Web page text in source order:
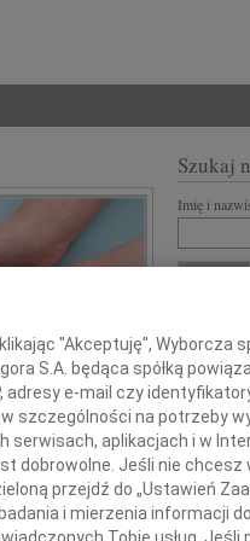
Szukaj
Imię i
"Akceptuję", Wyborcza
S.A. będąca spółką
e-mail czy
szczególności na potrzeby
aplikacjach i w
dobrowolne. Jeśli nie chcesz
przejdź do „Ustawień
i mierzenia informacji